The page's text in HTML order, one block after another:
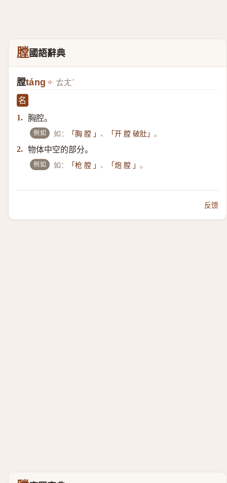
膛國語辭典
膛táng ㄊㄤˊ
名
1.
胸腔。
例如 如： 「胸 膛 」 、 「开 膛 破肚」。
2. 物体中空的部分。
例如 如： 「枪 膛 」 、 「炮 膛 」。
反馈